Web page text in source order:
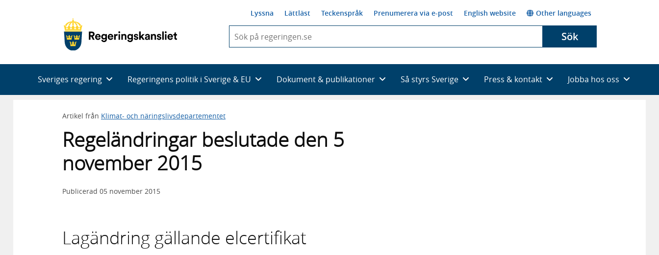
Lyssna Lättläst Teckenspråk Prenumerera via e-post English website Other languages
du
skriva
framträder
en
Sök
Sveriges regering Regeringens politik i Sverige & EU Dokument & publikationer Så styrs Sverige Press & kontakt Jobba hos oss
Artikel från Klimat- och näringslivsdepartementet
Regeländringar beslutade den 5
november 2015
Publicerad 05 november 2015
Lagändring gällande elcertifikat